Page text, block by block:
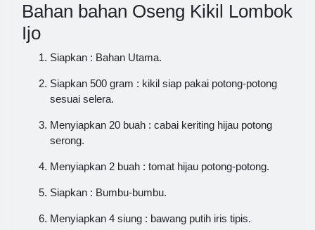
Bahan bahan Oseng Kikil Lombok
Ijo
Siapkan : Bahan Utama.
Siapkan 500 gram : kikil siap pakai potong-potong
sesuai selera.
Menyiapkan 20 buah : cabai keriting hijau potong
serong.
Menyiapkan 2 buah : tomat hijau potong-potong.
Siapkan : Bumbu-bumbu.
Menyiapkan 4 siung : bawang putih iris tipis.